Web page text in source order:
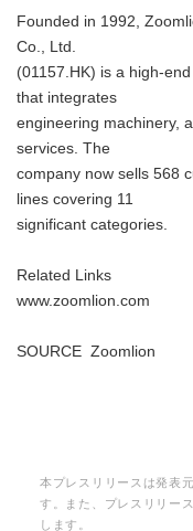
Founded in 1992,
Co., Ltd.
(01157.HK) is a high-
that integrates
engineering machinery,
services. The
company now sells 568
lines covering 11
significant categories.
Related Links
www.zoomlion.com
SOURCE Zoomlion
本プレスリリースは発表
す。また、プレスリリー
します。